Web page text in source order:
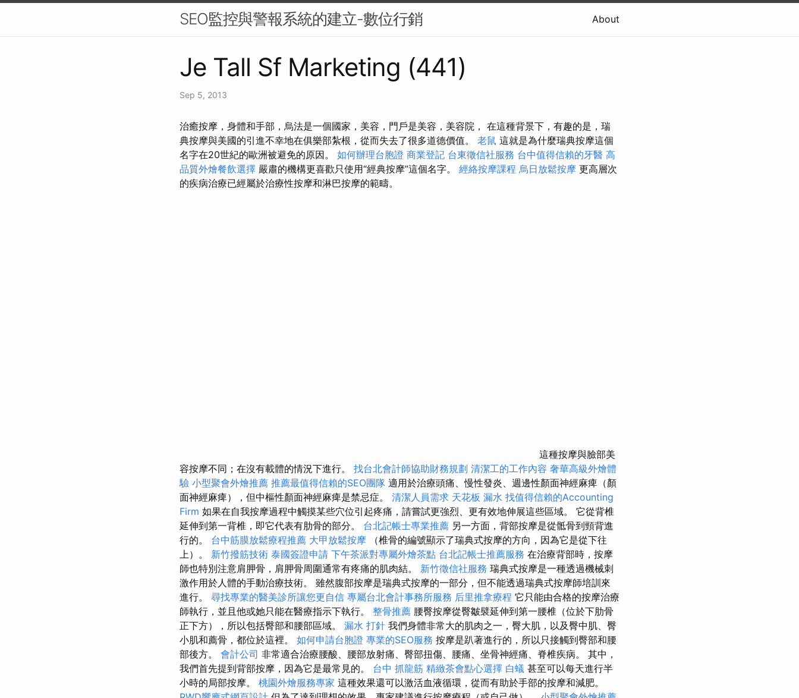
SEO監控與警報系統的建立-數位行銷 About
Je Tall Sf Marketing (441)
Sep 5, 2013
治癒按摩，身體和手部，烏法是一個國家，美容，門戶是美容，美容院， 在這種背景下，有趣的是，瑞
典按摩與美國的引進不幸地在俱樂部紮根，從而失去了很多道德價值。 老鼠 這就是為什麼瑞典按摩這個
名字在20世紀的歐洲被避免的原因。 如何辦理台胞證 商業登記 台東徵信社服務 台中值得信賴的牙醫 高
品質外燴餐飲選擇 嚴肅的機構更喜歡只使用“經典按摩”這個名字。 經絡按摩課程 烏日放鬆按摩 更高層次
的疾病治療已經屬於治療性按摩和淋巴按摩的範疇。
這種按摩與臉部美
容按摩不同；在沒有載體的情況下進行。 找台北會計師協助財務規劃 清潔工的工作內容 奢華高級外燴體
驗 小型聚會外燴推薦 推薦最值得信賴的SEO團隊 適用於治療頭痛、慢性發炎、週邊性顏面神經麻痺（顏
面神經麻痺），但中樞性顏面神經麻痺是禁忌症。 清潔人員需求 天花板 漏水 找值得信賴的Accounting
Firm 如果在自我按摩過程中觸摸某些穴位引起疼痛，請嘗試更強烈、更有效地伸展這些區域。 它從背椎
延伸到第一背椎，即它代表有肋骨的部分。 台北記帳士專業推薦 另一方面，背部按摩是從骶骨到頸背進
行的。 台中筋膜放鬆療程推薦 大甲放鬆按摩
（椎骨的編號顯示了瑞典式按摩的方向，因為它是從下往
上）。 新竹撥筋技術 泰國簽證申請 下午茶派對專屬外燴茶點 台北記帳士推薦服務 在治療背部時，按摩
師也特別注意肩胛骨，肩胛骨周圍通常有疼痛的肌肉結。 新竹徵信社服務 瑞典式按摩是一種透過機械刺
激作用於人體的手動治療技術。 雖然腹部按摩是瑞典式按摩的一部分，但不能透過瑞典式按摩師培訓來
進行。 尋找專業的醫美診所讓您更自信 專屬台北會計事務所服務 后里推拿療程 它只能由合格的按摩治療
師執行，並且他或她只能在醫療指示下執行。 整骨推薦 腰臀按摩從臀皺襞延伸到第一腰椎（位於下肋骨
正下方），所以包括臀部和腰部區域。 漏水 打針 我們身體非常大的肌肉之一，臀大肌，以及臀中肌、臀
小肌和薦骨，都位於這裡。 如何申請台胞證 專業的SEO服務 按摩是趴著進行的，所以只接觸到臀部和腰
部後方。 會計公司 非常適合治療腰酸、腰部放射痛、臀部扭傷、腰痛、坐骨神經痛、脊椎疾病。 其中，
我們首先提到背部按摩，因為它是最常見的。 台中 抓龍筋 精緻茶會點心選擇 白蟻 甚至可以每天進行半
小時的局部按摩。 桃園外燴服務專家 這種效果還可以激活血液循環，從而有助於手部的按摩和減肥。